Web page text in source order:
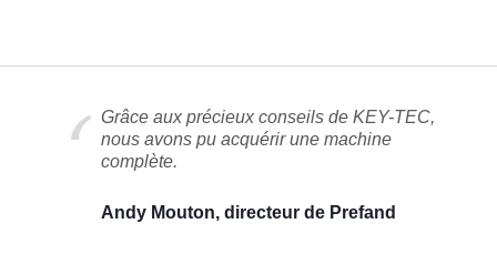
Grâce aux précieux conseils de KEY-TEC,
nous avons pu acquérir une machine
complète.
Andy Mouton, directeur de Prefand